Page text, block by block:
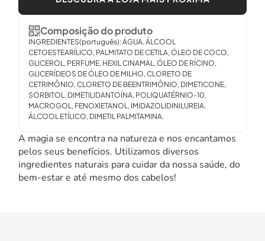
A magia se encontra na natureza e nos encantamos
pelos seus benefícios. Utilizamos diversos
ingredientes naturais para cuidar da nossa saúde, do
bem-estar e até mesmo dos cabelos!
Composição do produto
INGREDIENTES(português): ÁGUA, ÁLCOOL
CETOESTEARÍLICO, PALMITATO DE CETILA, ÓLEO DE COCO,
GLICEROL, PERFUME, HEXIL CINAMAL, ÓLEO DE RÍCINO,
GLICERÍDEOS DE ÓLEO DE MILHO, CLORETO DE
CETRIMÔNIO, CLORETO DE BEENTRIMÔNIO, DIMETICONE,
SORBITOL, DIMETILIDANTOÍNA, POLIQUATÉRNIO-10,
MACROGOL, FENOXIETANOL, IMIDAZOLIDINILUREIA,
ÁLCOOL ETÍLICO, DIMETIL PALMITAMINA.